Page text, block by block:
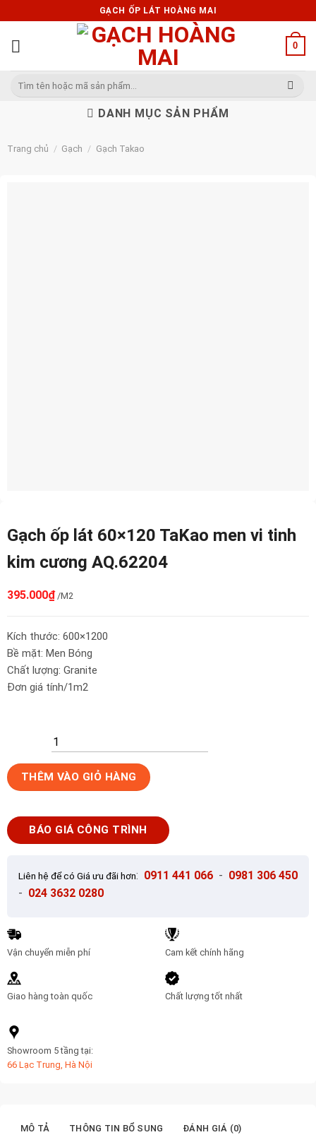
to
content
GẠCH ỐP LÁT HOÀNG MAI
0
Tìm
DANH MỤC SẢN PHẨM
Trang chủ / Gạch / Gạch Takao
Gạch ốp lát 60×120 TaKao men vi tinh
kim cương AQ.62204
395.000₫ /M2
Kích thước: 600×1200
Bề mặt: Men Bóng
Chất lượng: Granite
Đơn giá tính/1m2
Gạch
ốp
60x120
TaKao
AQ.62204
số
THÊM VÀO GIỎ HÀNG
BÁO GIÁ CÔNG TRÌNH
Liên hệ để có Giá ưu đãi hơn: 0911 441 066 - 0981 306 450
- 024 3632 0280
Vận chuyển miễn phí
Giao hàng toàn quốc
Cam kết chính hãng
Chất lượng tốt nhất
Showroom 5 tầng tại:
66 Lạc Trung, Hà Nội
MÔ TẢ THÔNG TIN BỔ SUNG ĐÁNH GIÁ (0)